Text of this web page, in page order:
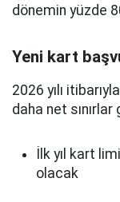
dönemin yüzde
Yeni kart
2026 yılı
daha net sınırlar
İlk yıl kart
olacak